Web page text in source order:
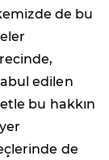
de bu
edilen
bu hakkın
de